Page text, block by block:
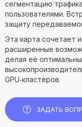
сегментацию
пользователями.
защиту
Эта карта сочетает
расширенные
делая её
GPU‑кластеров.
ЗАДАТЬ